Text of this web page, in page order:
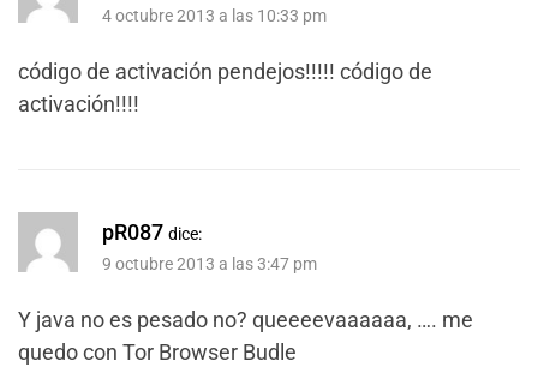
4 octubre 2013 a las 10:33 pm
código de activación pendejos!!!!! código de
activación!!!!
pR087 dice:
9 octubre 2013 a las 3:47 pm
Y java no es pesado no? queeeevaaaaaa, …. me
quedo con Tor Browser Budle